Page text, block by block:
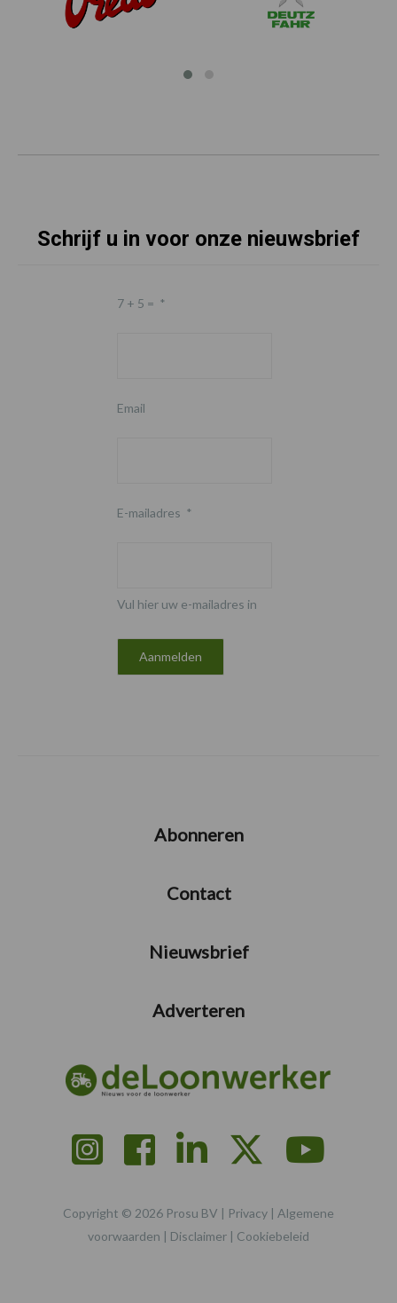
Schrijf u in voor onze nieuwsbrief
7 + 5 = *
Email
E-mailadres *
Vul hier uw e-mailadres in
Abonneren
Contact
Nieuwsbrief
Adverteren
Copyright © 2026 Prosu BV | Privacy | Algemene
voorwaarden | Disclaimer | Cookiebeleid